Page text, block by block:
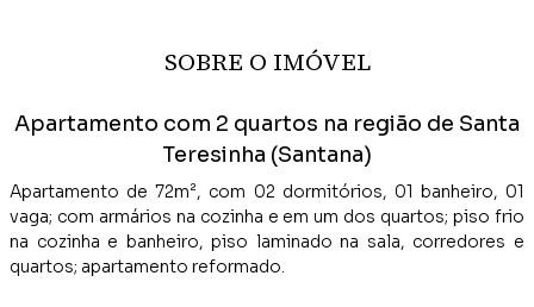
SOBRE O IMÓVEL
Apartamento com 2 quartos na região de Santa
Teresinha (Santana)
Apartamento de 72m², com 02 dormitórios, 01 banheiro, 01
vaga; com armários na cozinha e em um dos quartos; piso frio
na cozinha e banheiro, piso laminado na sala, corredores e
quartos; apartamento reformado.